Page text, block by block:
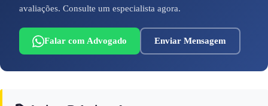
avaliações. Consulte um especialista agora.
Falar com Advogado Enviar Mensagem